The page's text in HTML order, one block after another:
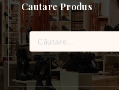
Cautare Produs
Caută
după: